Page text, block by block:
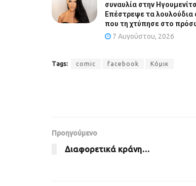
συναυλία στην
Επέστρεψε τα λουλούδια
που τη χτύπησε στο
7 Αυγούστου, 2026
Tags: comic facebook Κόμικ
Προηγούμενο
Διαφορετικά κράνη…